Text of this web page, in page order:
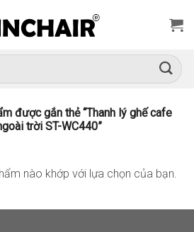
được gắn thẻ “Thanh lý ghế cafe
trời ST-WC440”
nào khớp với lựa chọn của bạn.